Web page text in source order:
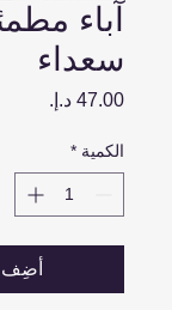
آباء
سعداء
الكمية *
أضِف